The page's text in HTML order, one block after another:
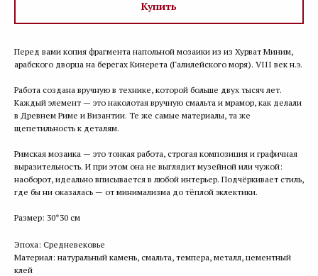
Купить
Перед вами копия фрагмента напольной мозаики из из Хурват Миним,
арабского дворца на берегах Кинерета (Галилейского моря). VIII век н.э.
Работа создана вручную в технике, которой больше двух тысяч лет.
Каждый элемент — это наколотая вручную смальта и мрамор, как делали
в Древнем Риме и Византии. Те же самые материалы, та же
щепетильность к деталям.
Римская мозаика — это тонкая работа, строгая композиция и графичная
выразительность. И при этом она не выглядит музейной или чужой:
наоборот, идеально вписывается в любой интерьер. Подчёркивает стиль,
где бы ни оказалась — от минимализма до тёплой эклектики.
Размер: 30*30 см
Эпоха: Средневековье
Материал: натуральный камень, смальта, темпера, металл, цементный
клей